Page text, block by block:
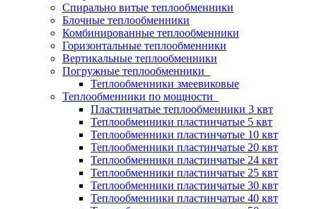
Спирально витые теплообменники
Блочные теплообменники
Комбинированные теплообменники
Горизонтальные теплообменники
Вертикальные теплообменники
Погружные теплообменники
Теплообменники змеевиковые
Теплообменники по мощности
Пластинчатые теплообменники 3 квт
Теплообменники пластинчатые 5 квт
Теплообменники пластинчатые 10 квт
Теплообменники пластинчатые 20 квт
Теплообменники пластинчатые 24 квт
Теплообменники пластинчатые 25 квт
Теплообменники пластинчатые 30 квт
Теплообменники пластинчатые 40 квт